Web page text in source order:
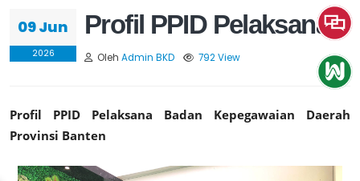
09 Jun
2026
Profil PPID Pelaksana
Oleh Admin BKD 792 View
Profil PPID Pelaksana Badan Kepegawaian Daerah
Provinsi Banten